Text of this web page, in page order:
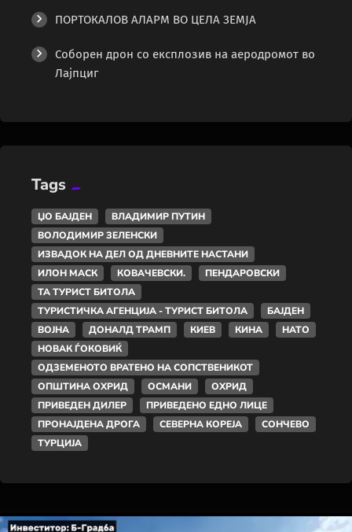
ПОРТОКАЛОВ АЛАРМ ВО ЦЕЛА ЗЕМЈА
Соборен дрон со експлозив на аеродромот во
Лајпциг
Tags
ЏО БАЈДЕН
ВЛАДИМИР ПУТИН
ВОЛОДИМИР ЗЕЛЕНСКИ
ИЗВАДОК НА ДЕЛ ОД ДНЕВНИТЕ НАСТАНИ
ИЛОН МАСК
КОВАЧЕВСКИ.
ПЕНДАРОВСКИ
ТА ТУРИСТ БИТОЛА
ТУРИСТИЧКА АГЕНЦИЈА - ТУРИСТ БИТОЛА
БАЈДЕН
ВОЈНА
ДОНАЛД ТРАМП КИЕВ КИНА
НАТО
НОВАК ЃОКОВИЌ
ОДЗЕМЕНОТО ВРАТЕНО НА СОПСТВЕНИКОТ
ОПШТИНА ОХРИД
ОСМАНИ
ОХРИД
ПРИВЕДЕН ДИЛЕР
ПРИВЕДЕНО ЕДНО ЛИЦЕ
ПРОНАЈДЕНА ДРОГА
СЕВЕРНА КОРЕЈА
СОНЧЕВО
ТУРЦИЈА